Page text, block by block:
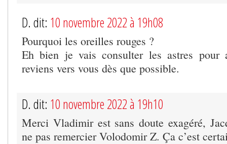
D. dit: 10 novembre 2022 à 19h08
Pourquoi les oreilles rouges ?
Eh bien je vais consulter les astres pour
reviens vers vous dès que possible.
D. dit: 10 novembre 2022 à 19h10
Merci Vladimir est sans doute exagéré,
ne pas remercier Volodomir Z. Ça c’est